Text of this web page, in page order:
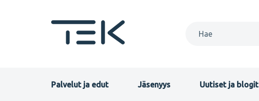
Primary
Palvelut ja edut Jäsenyys Uutiset ja blogit